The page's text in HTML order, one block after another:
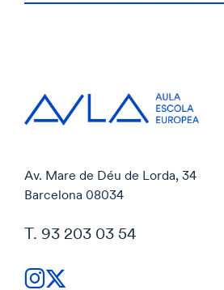
Av. Mare de Déu de Lorda, 34
Barcelona 08034
T. 93 203 03 54